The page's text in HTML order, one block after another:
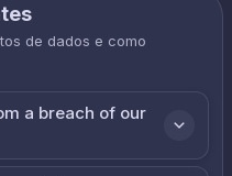
de dados e como
a breach of our